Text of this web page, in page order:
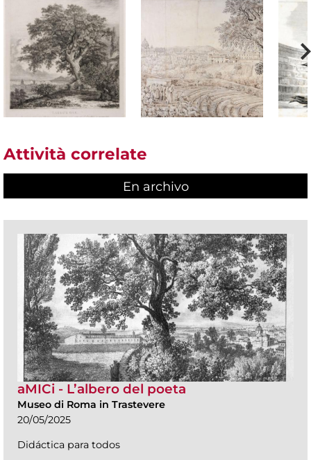
Attività correlate
En archivo
aMICi - L’albero del poeta
Museo di Roma in Trastevere
20/05/2025
Didáctica para todos